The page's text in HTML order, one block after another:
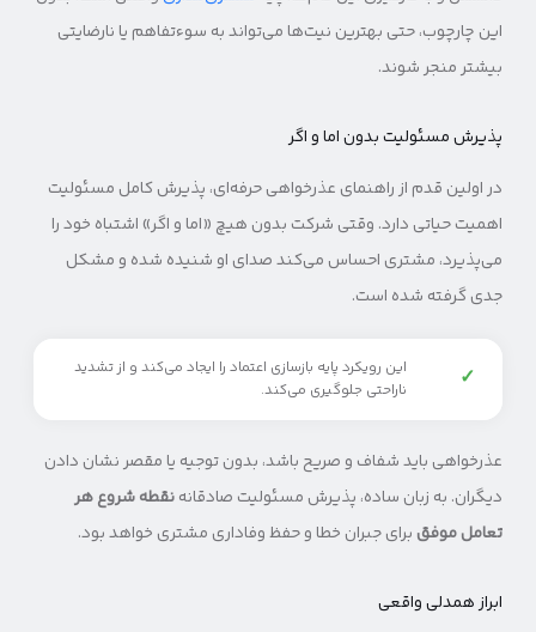
این چارچوب، حتی بهترین نیت‌ها می‌تواند به سوءتفاهم یا نارضایتی
بیشتر منجر شوند.
پذیرش مسئولیت بدون اما و اگر
در اولین قدم از راهنمای عذرخواهی حرفه‌ای، پذیرش کامل مسئولیت
اهمیت حیاتی دارد. وقتی شرکت بدون هیچ «اما و اگر» اشتباه خود را
می‌پذیرد، مشتری احساس می‌کند صدای او شنیده شده و مشکل
جدی گرفته شده است.
✓
این رویکرد پایه‌ بازسازی اعتماد را ایجاد می‌کند و از تشدید
ناراحتی جلوگیری می‌کند.
عذرخواهی باید شفاف و صریح باشد، بدون توجیه یا مقصر نشان دادن
دیگران. به زبان ساده، پذیرش مسئولیت صادقانهنقطه شروع هر
تعامل موفق برای جبران خطا و حفظ وفاداری مشتری خواهد بود.
ابراز همدلی واقعی